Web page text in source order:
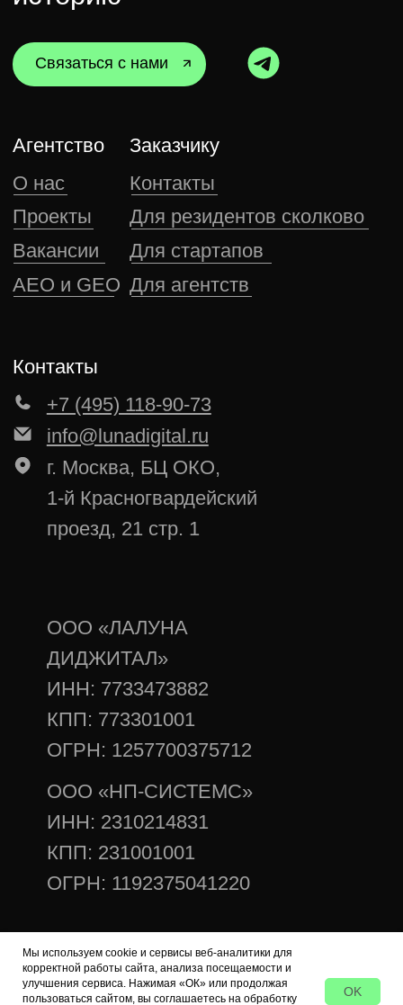
Мы используем cookie и сервисы веб-аналитики для
корректной работы сайта, анализа посещаемости и
улучшения сервиса. Нажимая «ОК» или продолжая
пользоваться сайтом, вы соглашаетесь на обработку
OK